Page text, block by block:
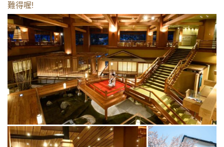
難得喔!